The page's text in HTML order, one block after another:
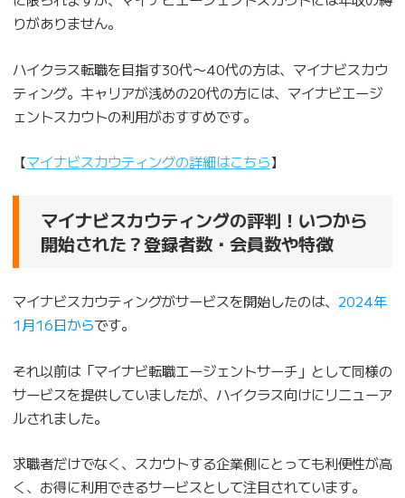
りがありません。
ハイクラス転職を目指す30代〜40代の方は、マイナビスカウ
ティング。キャリアが浅めの20代の方には、マイナビエージ
ェントスカウトの利用がおすすめです。
【マイナビスカウティングの詳細はこちら】
マイナビスカウティングの評判！いつから
開始された？登録者数・会員数や特徴
マイナビスカウティングがサービスを開始したのは、 2024年
1月16日からです。
それ以前は「マイナビ転職エージェントサーチ」として同様の
サービスを提供していましたが、ハイクラス向けにリニューア
ルされました。
求職者だけでなく、スカウトする企業側にとっても利便性が高
く、お得に利用できるサービスとして注目されています。